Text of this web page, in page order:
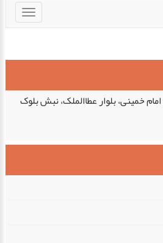
Toggle
navigation
خمینی، بلوار عطاالملک، نبش بلوک